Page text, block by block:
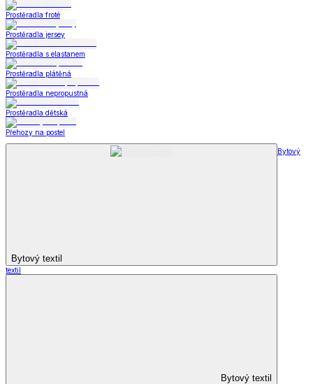
Prostěradla froté
Prostěradla jersey
Prostěradla s elastanem
Prostěradla plátěná
Prostěradla nepropustná
Prostěradla dětská
Přehozy na postel
Bytový textil
Bytový
textil
Bytový textil